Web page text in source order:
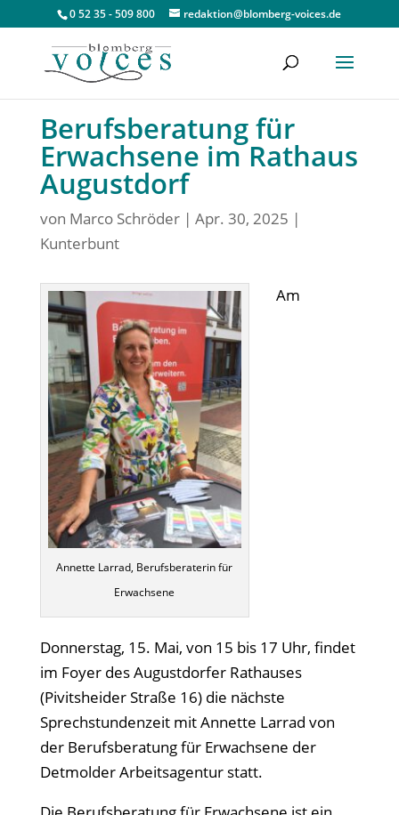
0 52 35 - 509 800 redaktion@blomberg-voices.de
Berufsberatung für
Erwachsene im Rathaus
Augustdorf
von Marco Schröder| Apr. 30, 2025 |
Kunterbunt
Annette Larrad, Berufsberaterin für
Erwachsene
Am
Donnerstag, 15. Mai, von 15 bis 17 Uhr, findet
im Foyer des Augustdorfer Rathauses
(Pivitsheider Straße 16) die nächste
Sprechstundenzeit mit Annette Larrad von
der Berufsberatung für Erwachsene der
Detmolder Arbeitsagentur statt.